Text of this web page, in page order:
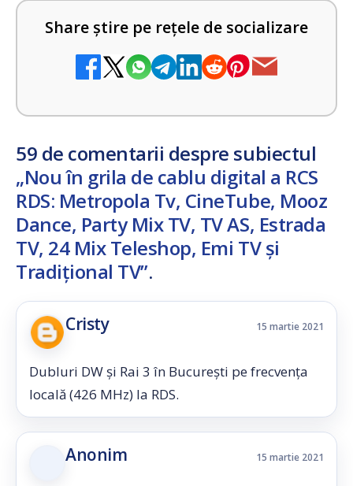
Share știre pe rețele de socializare
59 de comentarii despre subiectul
„Nou în grila de cablu digital a RCS
RDS: Metropola Tv, CineTube, Mooz
Dance, Party Mix TV, TV AS, Estrada
TV, 24 Mix Teleshop, Emi TV şi
Tradițional TV”.
Cristy 15 martie 2021
Dubluri DW și Rai 3 în București pe frecvența
locală (426 MHz) la RDS.
Anonim 15 martie 2021